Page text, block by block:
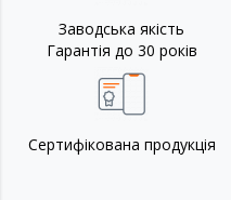
Заводська якість
Гарантія до 30 років
Сертифікована продукція